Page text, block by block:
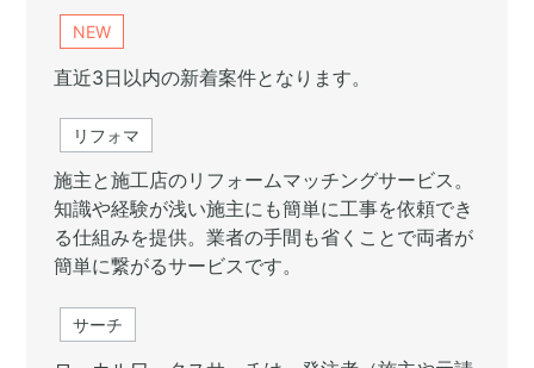
NEW
直近3日以内の新着案件となります。
リフォマ
施主と施工店のリフォームマッチングサービス。
知識や経験が浅い施主にも簡単に工事を依頼でき
る仕組みを提供。業者の手間も省くことで両者が
簡単に繋がるサービスです。
サーチ